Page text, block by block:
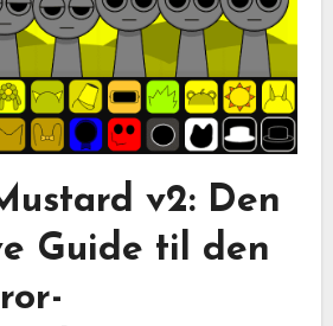
v2: Den
Guide til den